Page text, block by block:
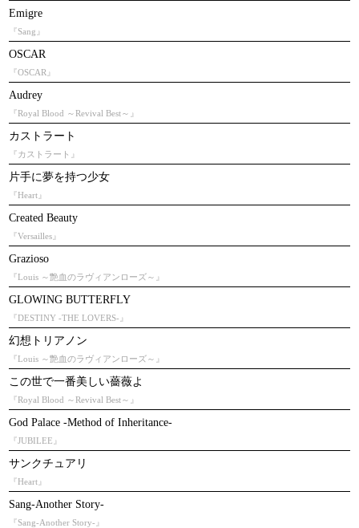
Emigre
『Sang』
OSCAR
『OSCAR』
Audrey
『Royal Blood ～Revival Best～』
カストラート
『カストラート』
片手に夢を持つ少女
『Heart』
Created Beauty
『Versailles』
Grazioso
『Louis ～艶血のラヴィアンローズ～』
GLOWING BUTTERFLY
『DESTINY -THE LOVERS-』
幻想トリアノン
『Louis ～艶血のラヴィアンローズ～』
この世で一番美しい薔薇よ
『Royal Blood ～Revival Best～』
God Palace -Method of Inheritance-
『JUBILEE』
サンクチュアリ
『Heart』
Sang-Another Story-
『Sang-Another Story-』